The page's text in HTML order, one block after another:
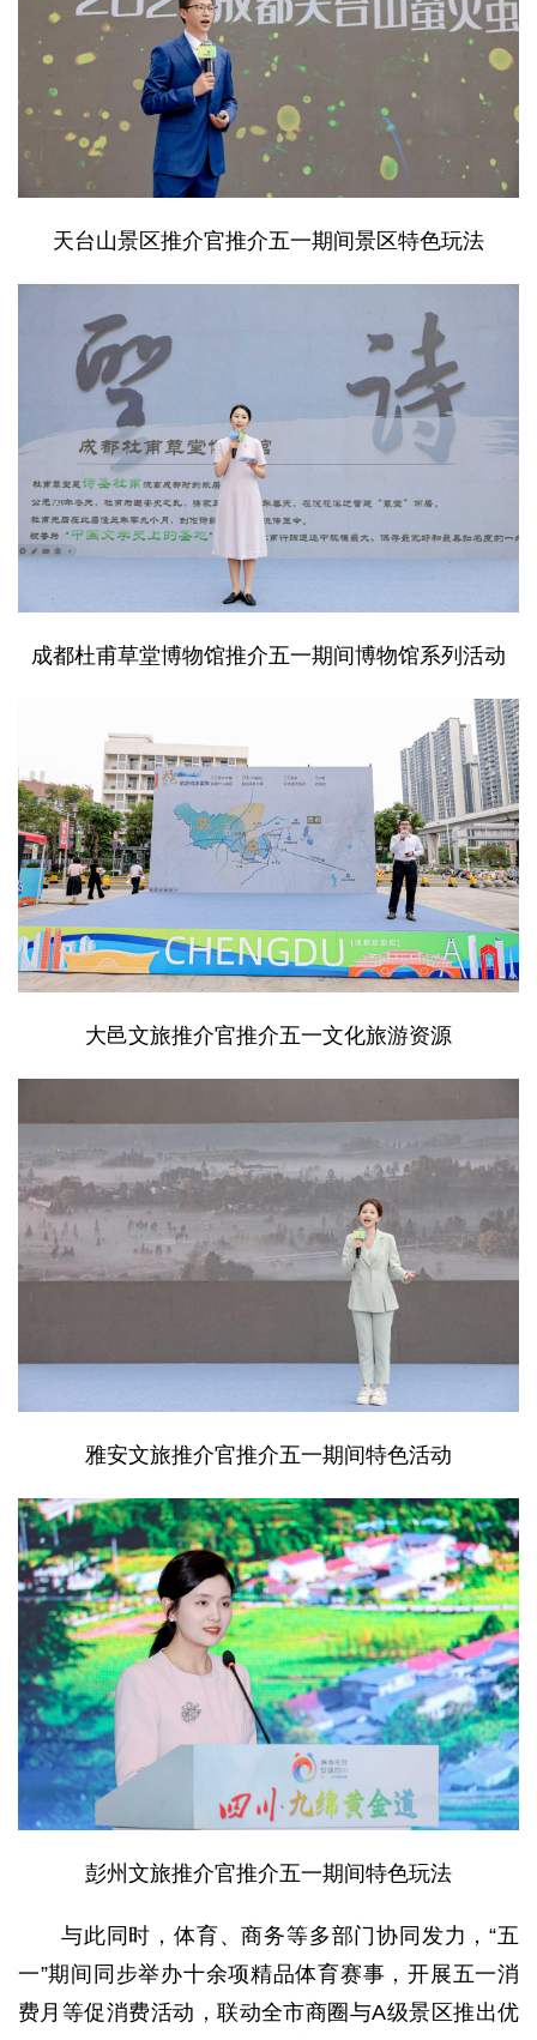
天台山景区推介官推介五一期间景区特色玩法
成都杜甫草堂博物馆推介五一期间博物馆系列活动
大邑文旅推介官推介五一文化旅游资源
雅安文旅推介官推介五一期间特色活动
彭州文旅推介官推介五一期间特色玩法
与此同时，体育、商务等多部门协同发力，“五
一”期间同步举办十余项精品体育赛事，开展五一消
费月等促消费活动，联动全市商圈与A级景区推出优